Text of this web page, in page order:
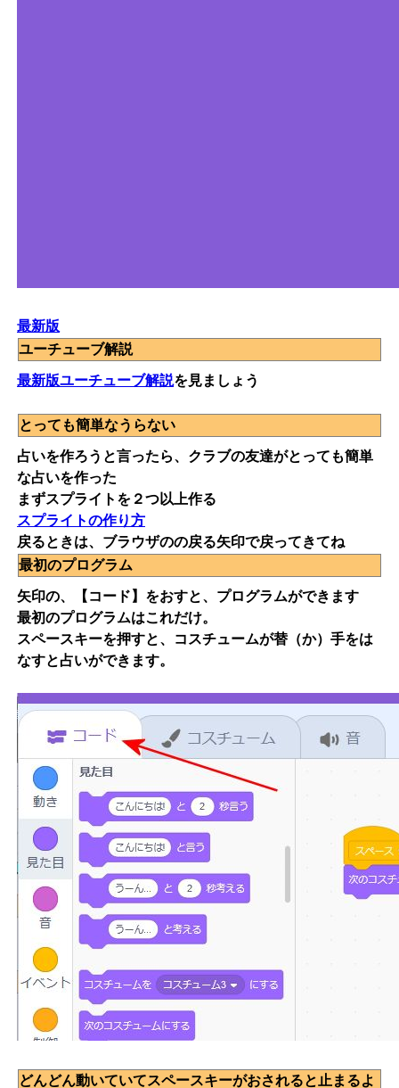
最新版
ユーチューブ解説
最新版ユーチューブ解説を見ましょう
とっても簡単なうらない
占いを作ろうと言ったら、クラブの友達がとっても簡単
な占いを作った
まずスプライトを２つ以上作る
スプライトの作り方
戻るときは、ブラウザのの戻る矢印で戻ってきてね
最初のプログラム
矢印の、【コード】をおすと、プログラムができます
最初のプログラムはこれだけ。
スペースキーを押すと、コスチュームが替（か）手をは
なすと占いができます。
どんどん動いていてスペースキーがおされると止まるよ